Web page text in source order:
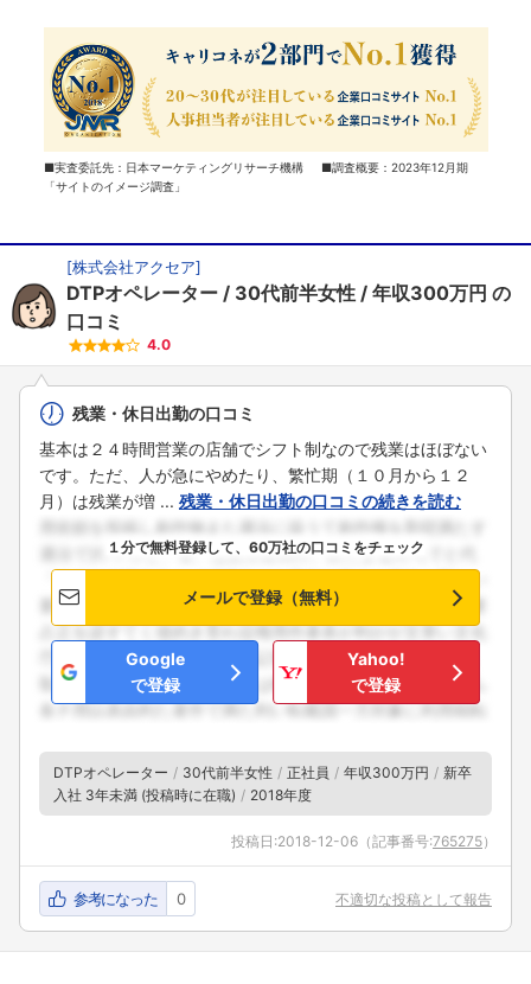
■実査委託先：日本マーケティングリサーチ機構 ■調査概要：2023年12月期
「サイトのイメージ調査」
[株式会社アクセア]
DTPオペレーター 30代前半女性 年収300万円 の
口コミ
4.0
残業・休日出勤の口コミ
基本は２４時間営業の店舗でシフト制なので残業はほぼない
です。ただ、人が急にやめたり、繁忙期（１０月から１２
月）は残業が増 ... 残業・休日出勤の口コミの続きを読む
１分で無料登録して、60万社の口コミをチェック
メールで登録（無料）
Google
で登録
Yahoo!
で登録
DTPオペレーター 30代前半女性 正社員 年収300万円
新卒
入社 3年未満 (投稿時に在職)
2018年度
投稿日:2018-12-06 （記事番号:765275）
参考になった 0 不適切な投稿として報告